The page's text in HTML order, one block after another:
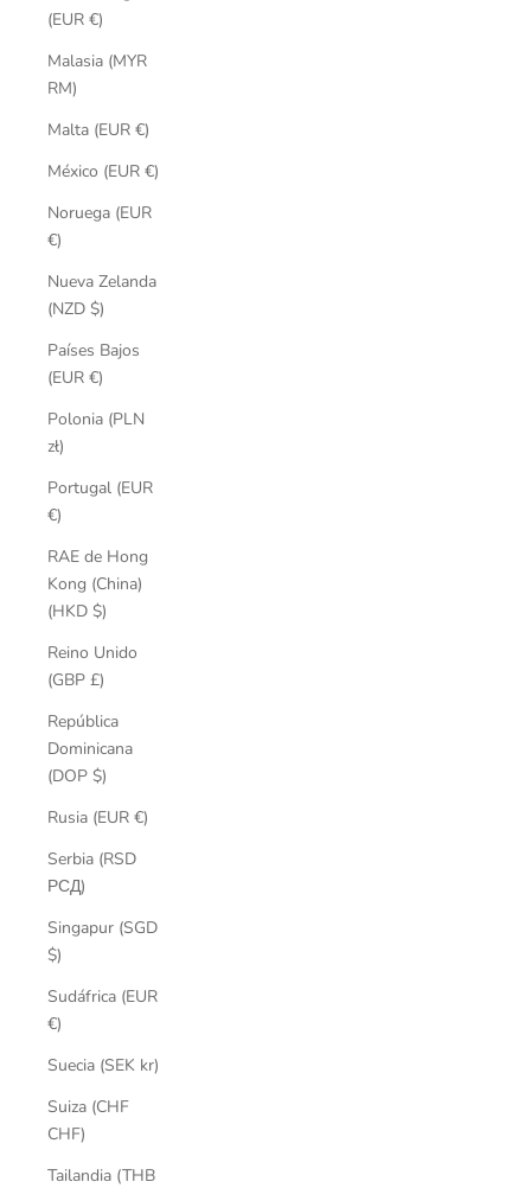
(EUR €)
Malasia (MYR
RM)
Malta (EUR €)
México (EUR €)
Noruega (EUR
€)
Nueva Zelanda
(NZD $)
Países Bajos
(EUR €)
Polonia (PLN
zł)
Portugal (EUR
€)
RAE de Hong
Kong (China)
(HKD $)
Reino Unido
(GBP £)
República
Dominicana
(DOP $)
Rusia (EUR €)
Serbia (RSD
РСД)
Singapur (SGD
$)
Sudáfrica (EUR
€)
Suecia (SEK kr)
Suiza (CHF
CHF)
Tailandia (THB